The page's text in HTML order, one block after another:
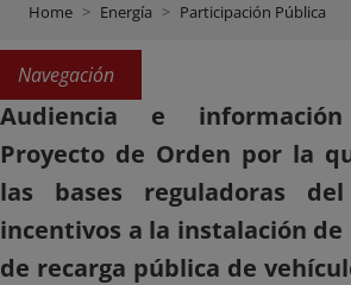
Home Energía Participación Pública
Navegación
Audiencia e
Proyecto de Orden por la
las bases reguladoras
incentivos a la instalación
de recarga pública de